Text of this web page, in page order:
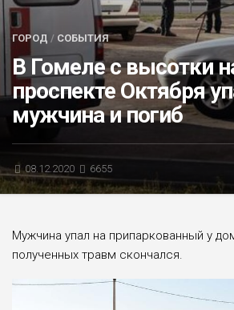
БЛИЦ-ОПРОС
АФИША
ГОРОД / СОБЫТИЯ
В Гомеле с высотки
проспекте Октября
мужчина и погиб
08.12.2020 6655
Мужчина упал на припаркованный у
полученных травм скончался.